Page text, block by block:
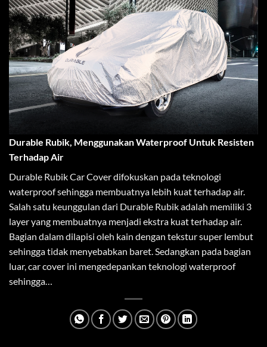
Durable Rubik, Menggunakan Waterproof Untuk Resisten
Terhadap Air
Durable Rubik Car Cover difokuskan pada teknologi
waterproof sehingga membuatnya lebih kuat terhadap air.
Salah satu keunggulan dari Durable Rubik adalah memiliki 3
layer yang membuatnya menjadi ekstra kuat terhadap air.
Bagian dalam dilapisi oleh kain dengan tekstur super lembut
sehingga tidak menyebabkan baret. Sedangkan pada bagian
luar, car cover ini mengedepankan teknologi waterproof
sehingga…